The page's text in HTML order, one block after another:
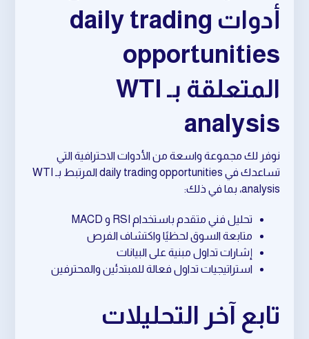
أدوات daily trading
opportunities
المتعلقة بـ WTI
analysis
نوفر لك مجموعة واسعة من الأدوات الاحترافية التي
تساعدك في daily trading opportunities المرتبط بـ WTI
analysis، بما في ذلك:
تحليل فني متقدم باستخدام RSI و MACD
متابعة السوق لحظيًا واكتشاف الفرص
إشارات تداول مبنية على البيانات
استراتيجيات تداول فعالة للمبتدئين والمحترفين
تابع آخر التحليلات